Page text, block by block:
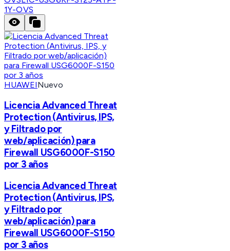
1Y-OVS
HUAWEINuevo
Licencia Advanced Threat
Protection (Antivirus, IPS,
y Filtrado por
web/aplicación) para
Firewall USG6000F-S150
por 3 años
Licencia Advanced Threat
Protection (Antivirus, IPS,
y Filtrado por
web/aplicación) para
Firewall USG6000F-S150
por 3 años